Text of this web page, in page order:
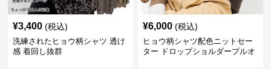
¥3,400 (税込)
洗練されたヒョウ柄シャツ 透け
感 着回し抜群
¥6,000 (税込)
ヒョウ柄シャツ配色ニットセー
ター ドロップショルダープルオ